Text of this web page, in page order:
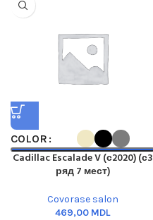
COLOR
Cadillac Escalade V (с2020) (с3
ряд 7 мест)
Covorase salon
MDL